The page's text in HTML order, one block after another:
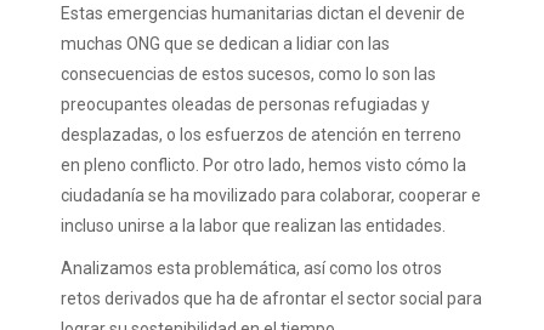
Estas emergencias humanitarias dictan el devenir de
muchas ONG que se dedican a lidiar con las
consecuencias de estos sucesos, como lo son las
preocupantes oleadas de personas refugiadas y
desplazadas, o los esfuerzos de atención en terreno
en pleno conflicto. Por otro lado, hemos visto cómo la
ciudadanía se ha movilizado para colaborar, cooperar e
incluso unirse a la labor que realizan las entidades.
Analizamos esta problemática, así como los otros
retos derivados que ha de afrontar el sector social para